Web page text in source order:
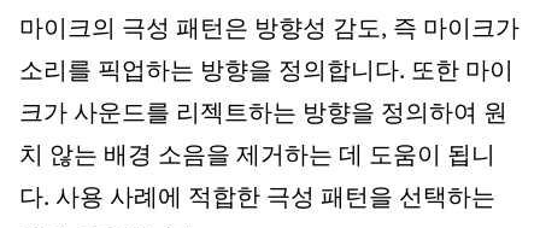
마이크의 극성 패턴은 방향성 감도, 즉 마이크가
소리를 픽업하는 방향을 정의합니다. 또한 마이
크가 사운드를 리젝트하는 방향을 정의하여 원
치 않는 배경 소음을 제거하는 데 도움이 됩니
다. 사용 사례에 적합한 극성 패턴을 선택하는